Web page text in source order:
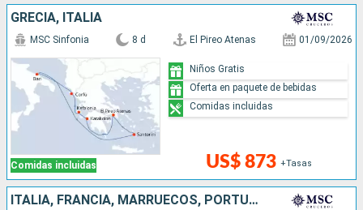
GRECIA, ITALIA
Comidas incluidas
MSC Sinfonia 8 d El Pireo Atenas 01/09/2026
US$ 873 +Tasas
Niños Gratis
Oferta en paquete de bebidas
Comidas incluidas
ITALIA, FRANCIA, MARRUECOS, PORTUGAL, ESPAÑA